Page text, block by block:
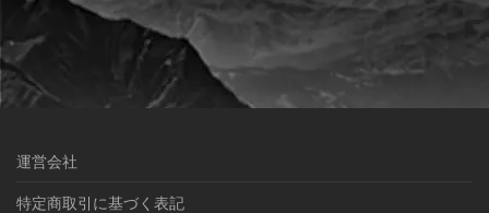
運営会社
特定商取引に基づく表記